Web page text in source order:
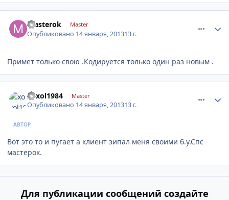
masterok Master
Опубликовано 14 января, 201313 г.
Примет только свою .Кодируется только один раз новым .
xoxol1984 Master
Опубликовано 14 января, 201313 г.
АВТОР
Вот это то и пугает а клиент зипал меня своими б.у.Спс
мастерок.
Для публикации сообщений создайте